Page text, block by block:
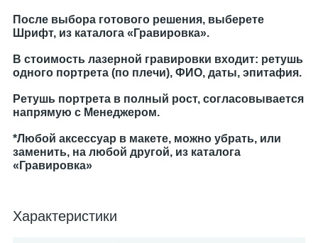
После выбора готового решения, выберете
Шрифт, из каталога «Гравировка».
В стоимость лазерной гравировки входит: ретушь
одного портрета (по плечи), ФИО, даты, эпитафия.
Ретушь портрета в полный рост, согласовывается
напрямую с Менеджером.
*Любой аксессуар в макете, можно убрать, или
заменить, на любой другой, из каталога
«Гравировка»
Характеристики